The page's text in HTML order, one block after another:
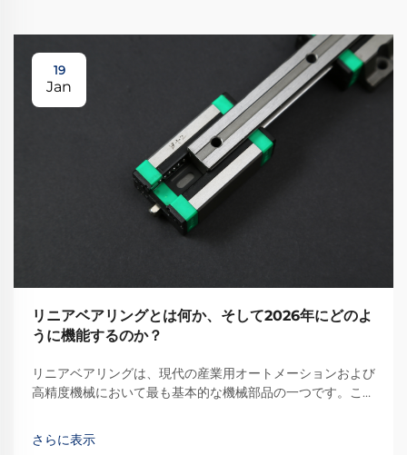
19
Jan
リニアベアリングとは何か、そして2026年にどのよ
うに機能するのか？
リニアベアリングは、現代の産業用オートメーションおよび
高精度機械において最も基本的な機械部品の一つです。これ
た直線運動を可能にし、そのような環境では不可欠な存在と
なっています。
さらに表示